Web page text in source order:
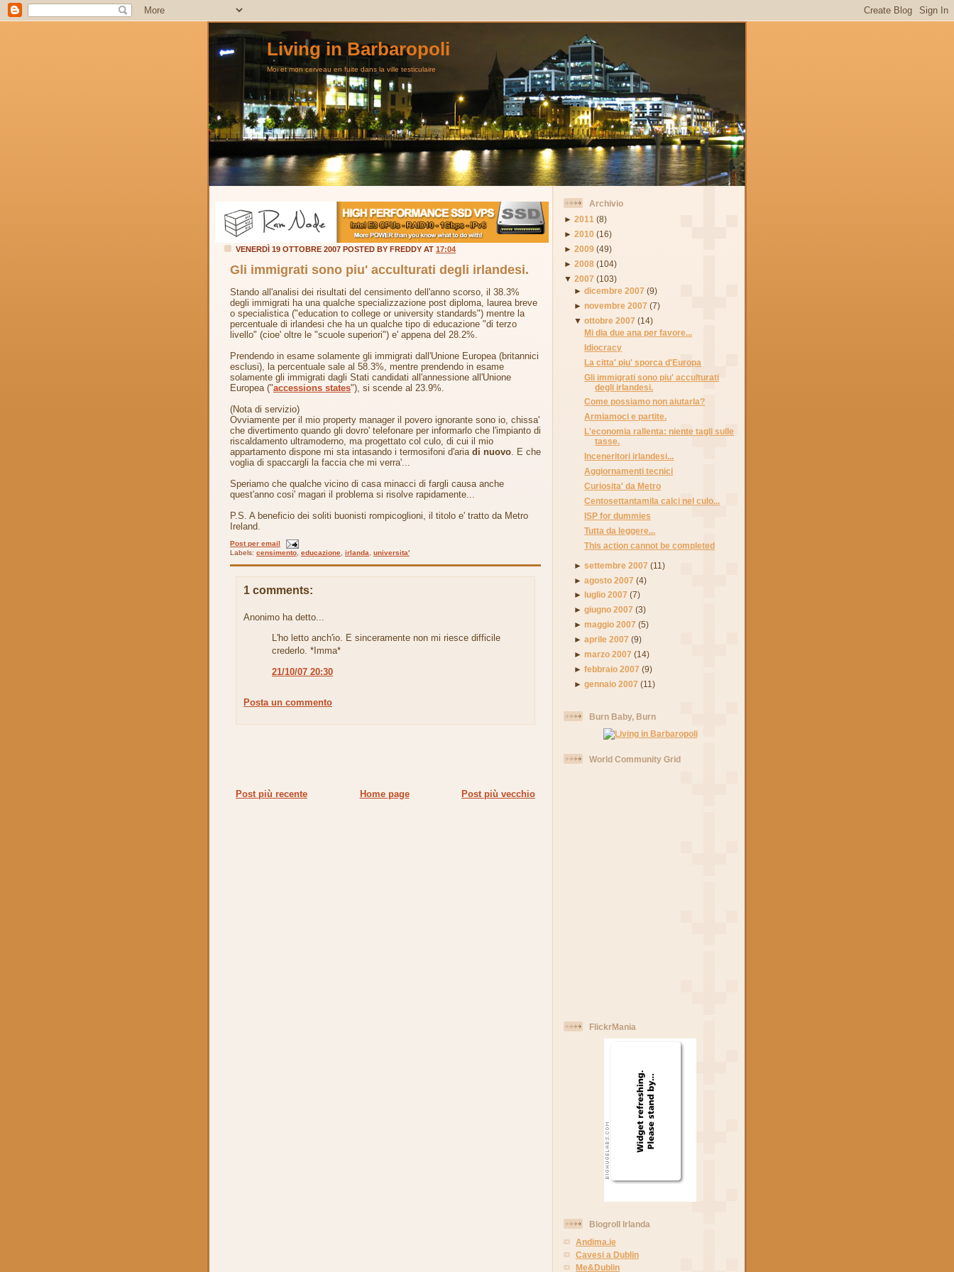
Living in Barbaropoli
Moi et mon cerveau en fuite dans la ville testiculaire
VENERDÌ 19 OTTOBRE 2007 POSTED BY FREDDY AT 17:04
Gli immigrati sono piu' acculturati degli irlandesi.
Stando all'analisi dei risultati del censimento dell'anno scorso, il 38.3%
degli immigrati ha una qualche specializzazione post diploma, laurea breve
o specialistica ("education to college or university standards") mentre la
percentuale di irlandesi che ha un qualche tipo di educazione "di terzo
livello" (cioe' oltre le "scuole superiori") e' appena del 28.2%.
Prendendo in esame solamente gli immigrati dall'Unione Europea (britannici
esclusi), la percentuale sale al 58.3%, mentre prendendo in esame
solamente gli immigrati dagli Stati candidati all'annessione all'Unione
Europea ("accessions states"), si scende al 23.9%.
(Nota di servizio)
Ovviamente per il mio property manager il povero ignorante sono io, chissa'
che divertimento quando gli dovro' telefonare per informarlo che l'impianto di
riscaldamento ultramoderno, ma progettato col culo, di cui il mio
appartamento dispone mi sta intasando i termosifoni d'aria di nuovo. E che
voglia di spaccargli la faccia che mi verra'...
Speriamo che qualche vicino di casa minacci di fargli causa anche
quest'anno cosi' magari il problema si risolve rapidamente...
P.S. A beneficio dei soliti buonisti rompicoglioni, il titolo e' tratto da Metro
Ireland.
Post per email
Labels: censimento educazione irlanda universita'
1 comments:
Anonimo ha detto...
L'ho letto anch'io. E sinceramente non mi riesce difficile
crederlo. *Imma*
21/10/07 20:30
Posta un commento
Post più recente Post più vecchio
Home page
Archivio
► 2011 (8)
► 2010 (16)
► 2009 (49)
► 2008 (104)
▼ 2007 (103)
►dicembre 2007 (9)
►novembre 2007 (7)
▼ottobre 2007 (14)
Mi dia due ana per favore...
Idiocracy
La citta' piu' sporca d'Europa
Gli immigrati sono piu' acculturati
degli irlandesi.
Come possiamo non aiutarla?
Armiamoci e partite.
L'economia rallenta: niente tagli sulle
tasse.
Inceneritori irlandesi...
Aggiornamenti tecnici
Curiosita' da Metro
Centosettantamila calci nel culo...
ISP for dummies
Tutta da leggere...
This action cannot be completed
►settembre 2007 (11)
►agosto 2007 (4)
►
luglio 2007 (7)
►giugno 2007 (3)
►maggio 2007 (5)
►aprile 2007 (9)
►marzo 2007 (14)
►febbraio 2007 (9)
►gennaio 2007 (11)
Burn Baby, Burn
World Community Grid
FlickrMania
Blogroll Irlanda
Andima.ie
Cavesi a Dublin
Me&Dublin